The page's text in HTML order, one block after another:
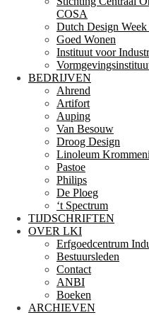
COSA
Dutch Design
Goed Wonen
Instituut voor
BEDRIJVEN
Ahrend
Artifort
Auping
Van Besouw
Droog Design
Linoleum
Pastoe
Philips
De Ploeg
‘t Spectrum
TIJDSCHRIFTEN
OVER LKI
Erfgoedcentrum
Bestuursleden
Contact
ANBI
Boeken
ARCHIEVEN